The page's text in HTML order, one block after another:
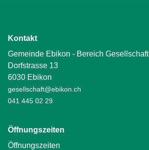
Kontakt
Gemeinde Ebikon - Bereich Gesellschaft
Dorfstrasse 13
6030 Ebikon
gesellschaft@ebikon.ch
041 445 02 29
Öffnungszeiten
Öffnungszeiten